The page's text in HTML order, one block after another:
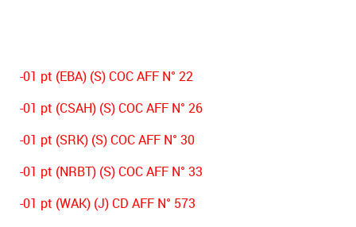
-01 pt (EBA) (S) COC AFF N° 22
-01 pt (CSAH) (S) COC AFF N° 26
-01 pt (SRK) (S) COC AFF N° 30
-01 pt (NRBT) (S) COC AFF N° 33
-01 pt (WAK) (J) CD AFF N° 573